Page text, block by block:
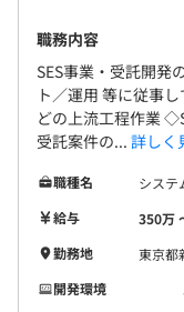
・サーバーデプロイ
●スキルアップの
方法：e-
内容：技術研修、
業務に必要なスペ
職務内容
SES事業・受託開発
ト／運用 等に従事
どの上流工程作業
受託案件の... 詳しく
職種名
シス
給与
350万
勤務地
東京都
開発環境